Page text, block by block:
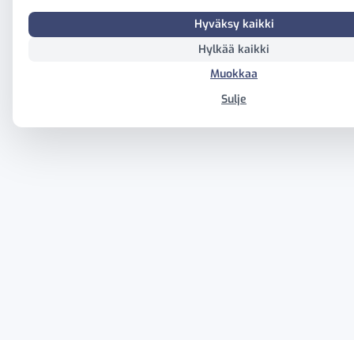
Hyväksy kaikki
Hylkää kaikki
Muokkaa
Sulje